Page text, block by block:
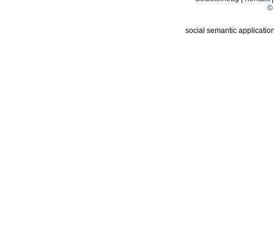
©
social semantic